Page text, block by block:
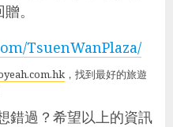
。
TsuenWanPlaza/
，找到最好的旅遊
錯過？希望以上的資訊